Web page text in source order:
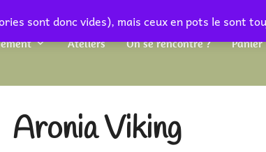
sont donc vides), mais ceux en pots le sont
Ateliers On se rencontre ? Panier
Aronia Viking